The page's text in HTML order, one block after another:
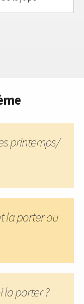
printemps/
la porter au
la porter ?